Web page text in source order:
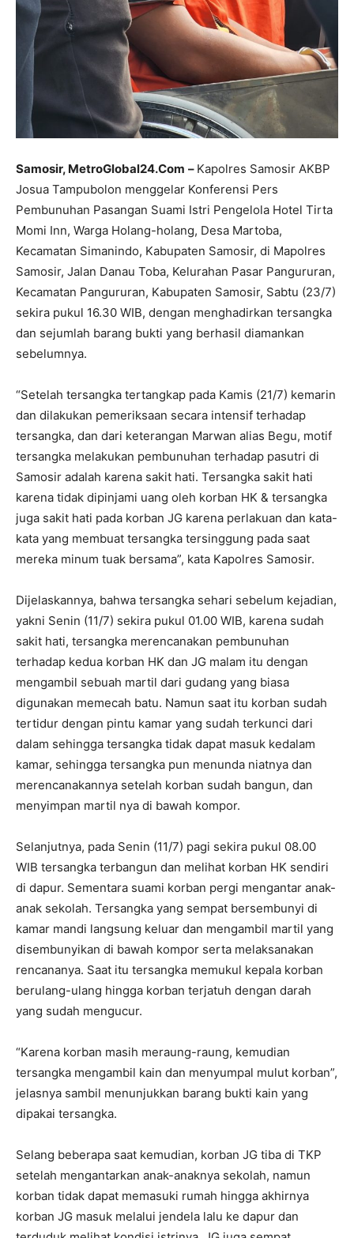
Samosir, MetroGlobal24.Com – Kapolres Samosir AKBP
Josua Tampubolon menggelar Konferensi Pers
Pembunuhan Pasangan Suami Istri Pengelola Hotel Tirta
Momi Inn, Warga Holang-holang, Desa Martoba,
Kecamatan Simanindo, Kabupaten Samosir, di Mapolres
Samosir, Jalan Danau Toba, Kelurahan Pasar Pangururan,
Kecamatan Pangururan, Kabupaten Samosir, Sabtu (23/7)
sekira pukul 16.30 WIB, dengan menghadirkan tersangka
dan sejumlah barang bukti yang berhasil diamankan
sebelumnya.
“Setelah tersangka tertangkap pada Kamis (21/7) kemarin
dan dilakukan pemeriksaan secara intensif terhadap
tersangka, dan dari keterangan Marwan alias Begu, motif
tersangka melakukan pembunuhan terhadap pasutri di
Samosir adalah karena sakit hati. Tersangka sakit hati
karena tidak dipinjami uang oleh korban HK & tersangka
juga sakit hati pada korban JG karena perlakuan dan kata-
kata yang membuat tersangka tersinggung pada saat
mereka minum tuak bersama”, kata Kapolres Samosir.
Dijelaskannya, bahwa tersangka sehari sebelum kejadian,
yakni Senin (11/7) sekira pukul 01.00 WIB, karena sudah
sakit hati, tersangka merencanakan pembunuhan
terhadap kedua korban HK dan JG malam itu dengan
mengambil sebuah martil dari gudang yang biasa
digunakan memecah batu. Namun saat itu korban sudah
tertidur dengan pintu kamar yang sudah terkunci dari
dalam sehingga tersangka tidak dapat masuk kedalam
kamar, sehingga tersangka pun menunda niatnya dan
merencanakannya setelah korban sudah bangun, dan
menyimpan martil nya di bawah kompor.
Selanjutnya, pada Senin (11/7) pagi sekira pukul 08.00
WIB tersangka terbangun dan melihat korban HK sendiri
di dapur. Sementara suami korban pergi mengantar anak-
anak sekolah. Tersangka yang sempat bersembunyi di
kamar mandi langsung keluar dan mengambil martil yang
disembunyikan di bawah kompor serta melaksanakan
rencananya. Saat itu tersangka memukul kepala korban
berulang-ulang hingga korban terjatuh dengan darah
yang sudah mengucur.
“Karena korban masih meraung-raung, kemudian
tersangka mengambil kain dan menyumpal mulut korban”,
jelasnya sambil menunjukkan barang bukti kain yang
dipakai tersangka.
Selang beberapa saat kemudian, korban JG tiba di TKP
setelah mengantarkan anak-anaknya sekolah, namun
korban tidak dapat memasuki rumah hingga akhirnya
korban JG masuk melalui jendela lalu ke dapur dan